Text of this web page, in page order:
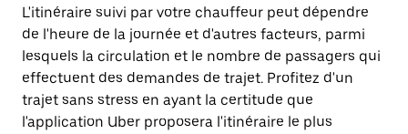
L'itinéraire suivi par votre chauffeur peut dépendre
de l'heure de la journée et d'autres facteurs, parmi
lesquels la circulation et le nombre de passagers qui
effectuent des demandes de trajet. Profitez d'un
trajet sans stress en ayant la certitude que
l'application Uber proposera l'itinéraire le plus